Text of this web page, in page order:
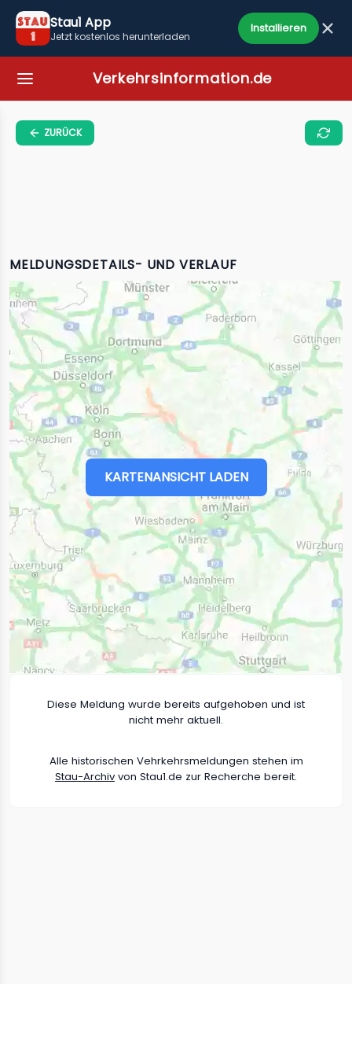
Stau1 App
Jetzt kostenlos herunterladen
Installieren
Verkehrsinformation.de
ZURÜCK
MELDUNGSDETAILS- UND VERLAUF
KARTENANSICHT LADEN
Diese Meldung wurde bereits aufgehoben und ist
nicht mehr aktuell.
Alle historischen Vehrkehrsmeldungen stehen im
Stau-Archiv von Stau1.de zur Recherche bereit.